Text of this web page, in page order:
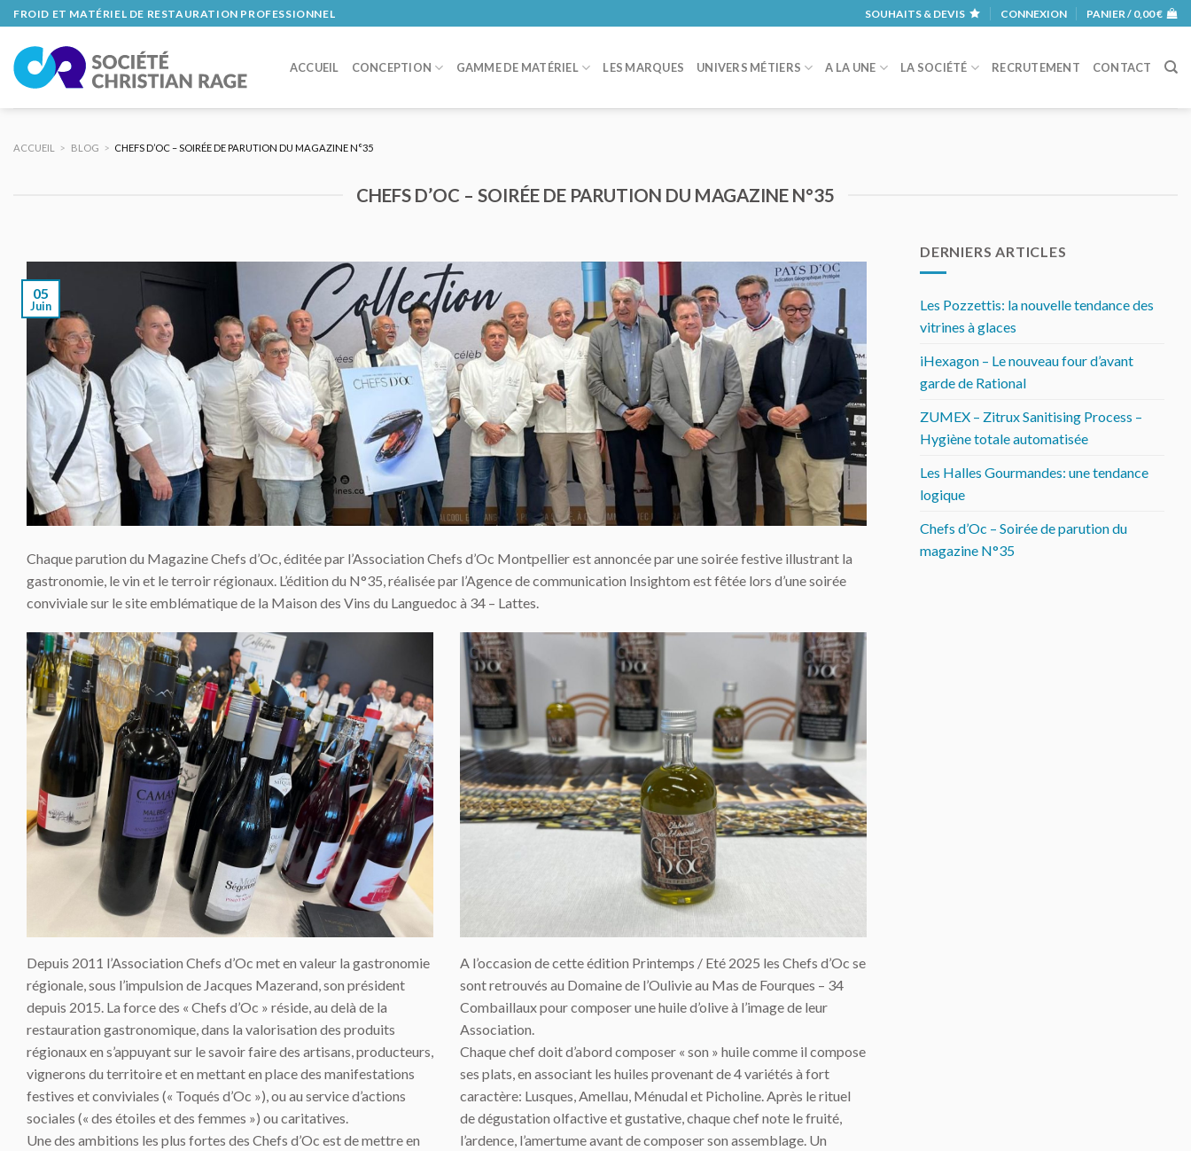
Skip
to
content
FROID ET MATÉRIEL DE RESTAURATION PROFESSIONNEL SOUHAITS & DEVIS CONNEXION PANIER / 0,00€
ACCUEIL CONCEPTION GAMME DE MATÉRIEL LES MARQUES UNIVERS MÉTIERS A LA UNE LA SOCIÉTÉ RECRUTEMENT CONTACT
ACCUEIL > BLOG > CHEFS D’OC – SOIRÉE DE PARUTION DU MAGAZINE N°35
CHEFS D’OC – SOIRÉE DE PARUTION DU MAGAZINE N°35
05
Juin
Chaque parution du Magazine Chefs d’Oc, éditée par l’Association Chefs d’Oc Montpellier est annoncée par une soirée festive illustrant la
gastronomie, le vin et le terroir régionaux. L’édition du N°35, réalisée par l’Agencede communication Insightom est fêtée lors d’une soirée
conviviale sur le site emblématique de la Maison des Vins du Languedoc à 34 – Lattes.
Depuis 2011 l’Association Chefs d’Oc met en valeur la gastronomie
régionale, sous l’impulsion de Jacques Mazerand, son président
depuis 2015. La force des « Chefs d’Oc » réside, au delà de la
restauration gastronomique, dans la valorisation des produits
régionaux en s’appuyant sur le savoir faire des artisans, producteurs,
vignerons du territoire et en mettant en place des manifestations
festives et conviviales (« Toqués d’Oc »), ou au service d’actions
sociales (« des étoiles et des femmes ») ou caritatives.
Une des ambitions les plus fortes des Chefs d’Oc est de mettre en
A l’occasion de cette édition Printemps / Eté 2025 les Chefs d’Oc se
sont retrouvés au Domaine de l’Oulivie au Mas de Fourques – 34
Combaillaux pour composer une huile d’olive à l’image de leur
Association.
Chaque chef doit d’abord composer « son » huile comme il compose
ses plats, en associant les huiles provenant de 4 variétés à fort
caractère: Lusques, Amellau, Ménudal et Picholine. Après le rituel
de dégustation olfactive et gustative, chaque chef note le fruité,
l’ardence, l’amertume avant de composer son assemblage. Un
DERNIERS ARTICLES
Les Pozzettis: la nouvelle tendance des
vitrines à glaces
iHexagon – Le nouveau four d’avant
garde de Rational
ZUMEX – Zitrux Sanitising Process –
Hygiène totale automatisée
Les Halles Gourmandes: une tendance
logique
Chefs d’Oc – Soirée de parution du
magazine N°35